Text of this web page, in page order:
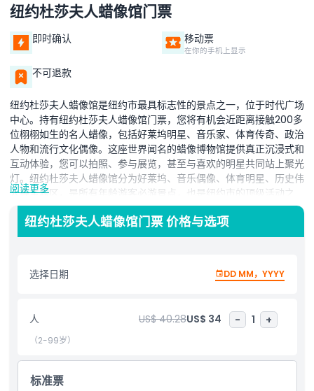
纽约杜莎夫人蜡像馆门票
即时确认 移动票
在你的手机上显示
不可退款
纽约杜莎夫人蜡像馆是纽约市最具标志性的景点之一，位于时代广场
中心。持有纽约杜莎夫人蜡像馆门票，您将有机会近距离接触200多
位栩栩如生的名人蜡像，包括好莱坞明星、音乐家、体育传奇、政治
人物和流行文化偶像。这座世界闻名的蜡像博物馆提供真正沉浸式和
互动体验，您可以拍照、参与展览，甚至与喜欢的明星共同站上聚光
灯。纽约杜莎夫人蜡像馆分为好莱坞、音乐偶像、体育明星、历史伟
人等主题区，是所有年龄游客必游景点，也是纽约市的顶级活动之
一。无论您是与家人、朋友还是独自一人，体验都让您享受无尽娱乐
和绝佳的拍照机会。不要错过在这座极具细节的博物馆中近距离探索
著名人物的机会。便捷的门票选项，包括免排队门票，确保您有更多
分。立即预订您的纽约杜莎夫人蜡像馆门票，沉浸于名气与激情的世
界中，尽享大苹果的心脏地带。
亮点
阅读更多
纽约杜莎夫人蜡像馆门票 价格与选项
选择日期 DD MM，YYYY
人 US$ 40.28US$ 34 - 1 +
（2-99岁）
标准票